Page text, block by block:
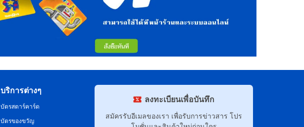
ลงทะเบียนเพื่อบันทึก
สมัครรับอีเมลของเรา เพื่อรับการข่าวสาร โปร
บริการต่างๆ
บัตรสตาร์คาร์ด
บัตรของขวัญ